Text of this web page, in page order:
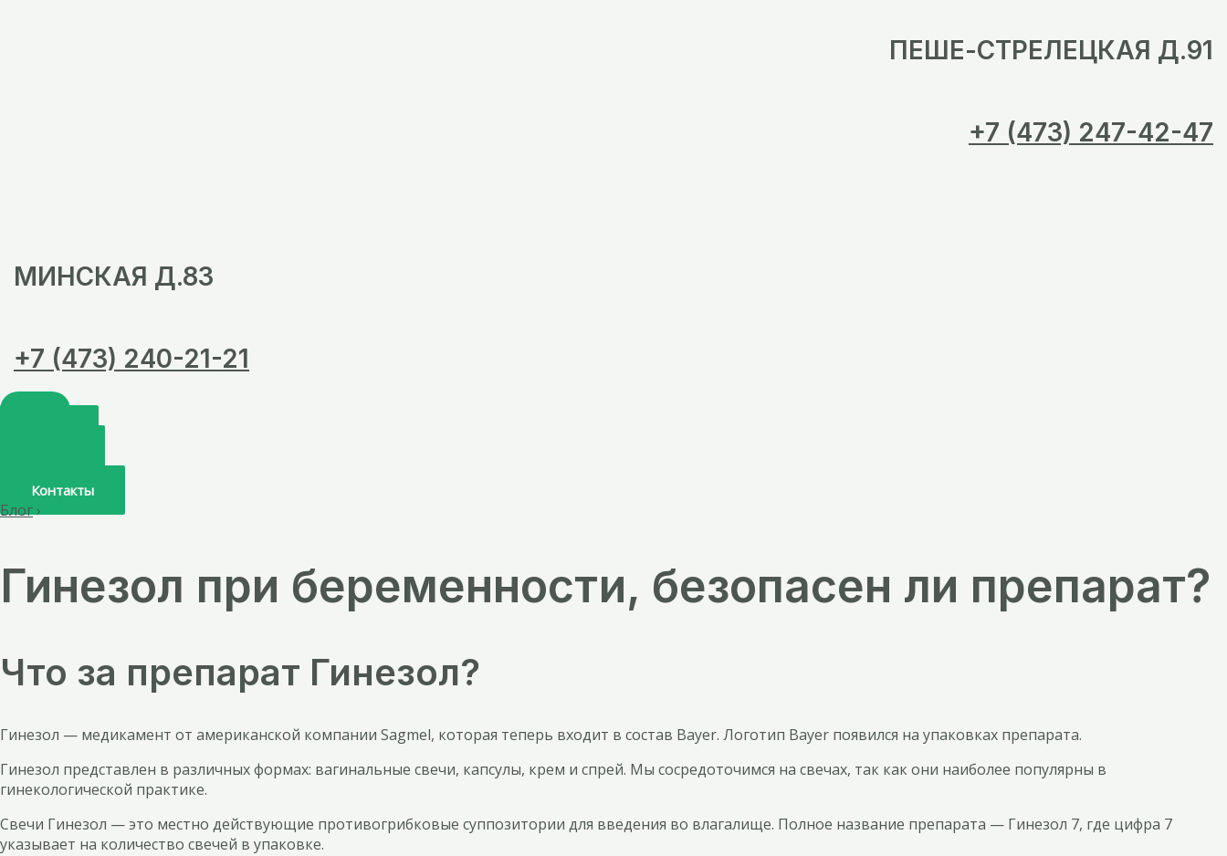
ПЕШЕ-СТРЕЛЕЦКАЯ Д.91
+7 (473) 247-42-47
МИНСКАЯ Д.83
+7 (473) 240-21-21
Контакты
Блог›
Гинезол при беременности, безопасен ли препарат?
Что за препарат Гинезол?
Гинезол — медикамент от американской компании Sagmel, которая теперь входит в состав Bayer. Логотип Bayer появился на упаковках препарата.
Гинезол представлен в различных формах: вагинальные свечи, капсулы, крем и спрей. Мы сосредоточимся на свечах, так как они наиболее популярны в
гинекологической практике.
Свечи Гинезол — это местно действующие противогрибковые суппозитории для введения во влагалище. Полное название препарата — Гинезол 7, где цифра 7
указывает на количество свечей в упаковке.